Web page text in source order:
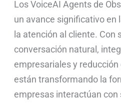
Los VoiceAI Agents de
un avance significativo en
la atención al cliente. Con
conversación natural,
empresariales y
están transformando la
empresas interactúan con